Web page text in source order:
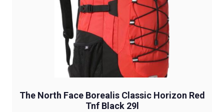
The North Face Borealis Classic Horizon Red
Tnf Black 29l